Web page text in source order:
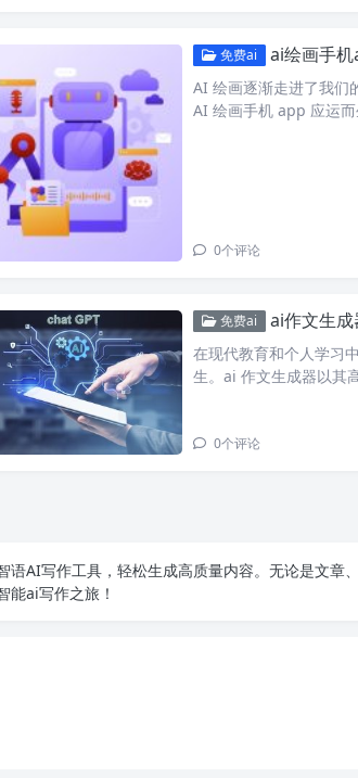
免费ai ai绘画手
AI 绘画逐渐走进了我们
AI 绘画手机 app 应运
0个评论
免费ai ai作文生
在现代教育和个人学习
生。ai 作文生成器以其
0个评论
语AI写作工具，轻松生成高质量内容。无论是文章
能ai写作之旅！